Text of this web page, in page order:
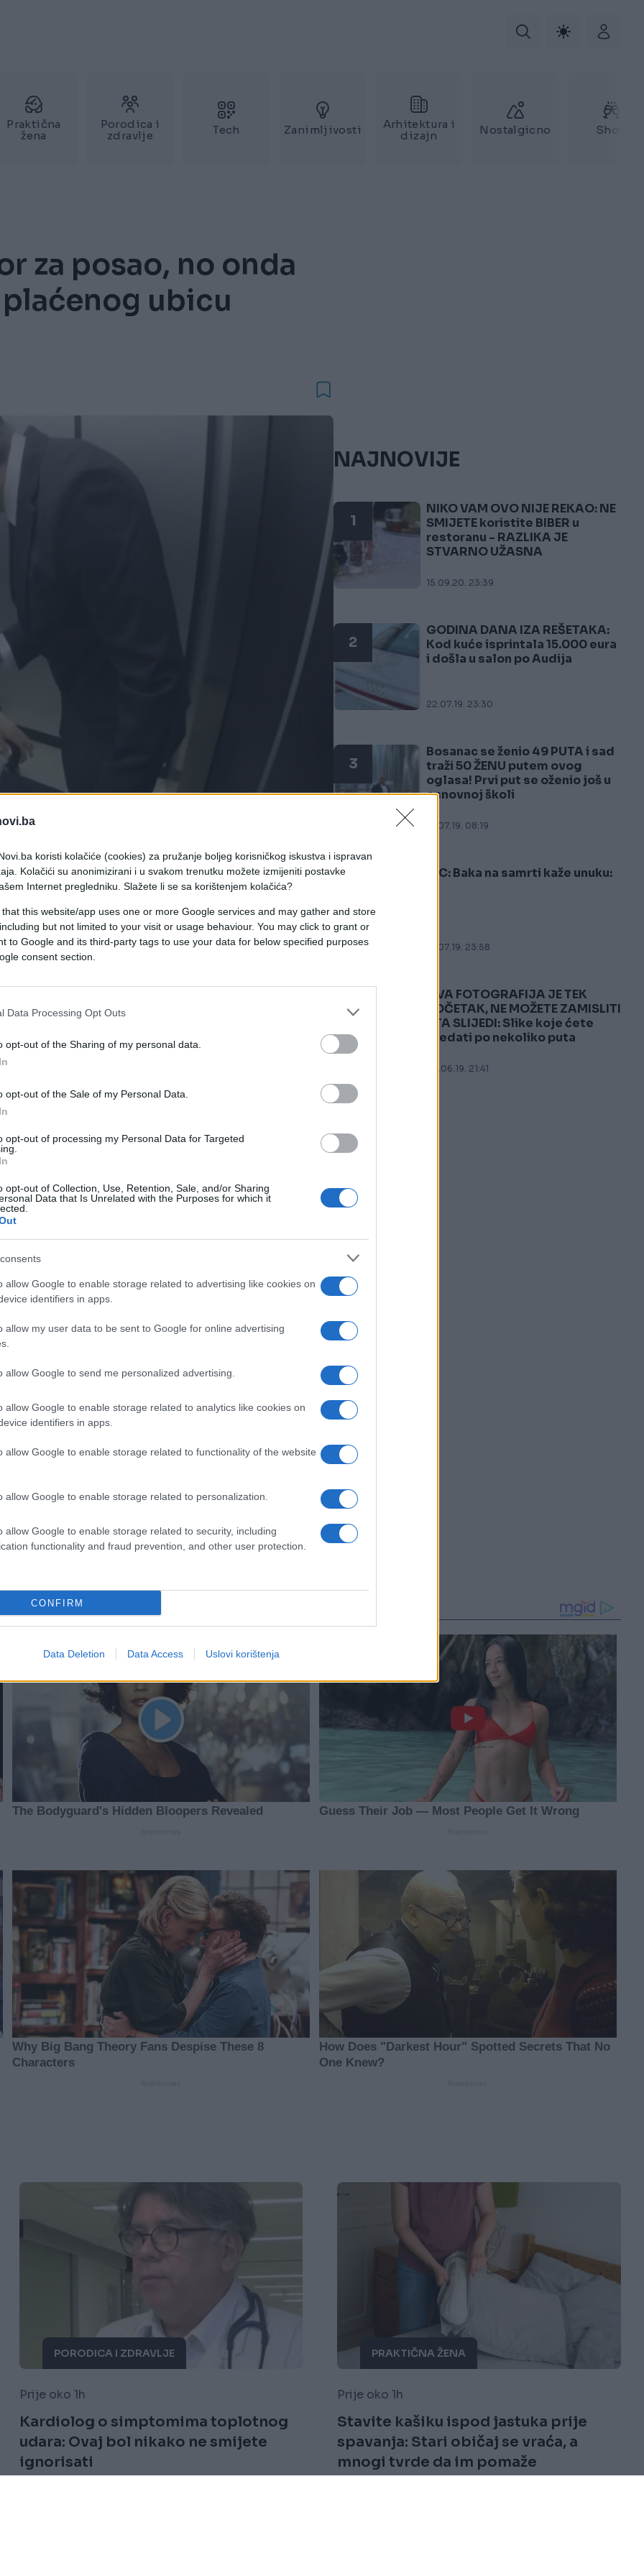
koristi kolačiće (cookies) za pružanje boljeg korisničkog iskustva i ispravan
Kolačići su anonimizirani i u svakom trenutku možete izmijeniti postavke
Internet pregledniku. Slažete li se sa korištenjem kolačića?
that this website/app uses one or more Google services and may gather and store
but not limited to your visit or usage behaviour. You may click to grant or
to Google and its third-party tags to use your data for below specified purposes
consent section.
Data Processing Opt Outs
opt-out of the Sharing of my personal data.
opt-out of the Sale of my Personal Data.
opt-out of processing my Personal Data for Targeted
opt-out of Collection, Use, Retention, Sale, and/or Sharing
Data that Is Unrelated with the Purposes for which it
allow Google to enable storage related to advertising like cookies on
identifiers in apps.
allow my user data to be sent to Google for online advertising
allow Google to send me personalized advertising.
allow Google to enable storage related to analytics like cookies on
identifiers in apps.
allow Google to enable storage related to functionality of the website
allow Google to enable storage related to personalization.
allow Google to enable storage related to security, including
functionality and fraud prevention, and other user protection.
CONFIRM
Data Deletion Data Access Uslovi korištenja
Praktična
žena
Porodica i
zdravlje
Tech Zanimljivosti
Arhitektura i
dizajn
Nostalgicno Show
za posao, no onda
ubicu
na sami kraj videa.
posao te su morali da korsite lift. To ne bi bio
drama. Tamo se nalazio "plaćeni ubica" koji je
pažnju na sami kraj videa:
#lift #video #problem
NAJNOVIJE
1
NIKO VAM OVO NIJE REKAO: NE
SMIJETE koristite BIBER u
restoranu - RAZLIKA JE
STVARNO UŽASNA
15.09.20. 23:39
2
GODINA DANA IZA REŠETAKA:
Kod kuće isprintala 15.000 eura
i došla u salon po Audija
22.07.19. 23:30
3
Bosanac se ženio 49 PUTA i sad
traži 50 ŽENU putem ovog
oglasa! Prvi put se oženio još u
osnovnoj školi
21.07.19. 08:19
VIC: Baka na samrti kaže unuku:
16.07.19. 23:58
5
OVA FOTOGRAFIJA JE TEK
POČETAK, NE MOŽETE ZAMISLITI
ŠTA SLIJEDI: Slike koje ćete
gledati po nekoliko puta
08.06.19. 21:41
PORODICA I ZDRAVLJE
Prije oko 1h
Kardiolog o simptomima toplotnog
udara: Ovaj bol nikako ne smijete
ignorisati
PRAKTIČNA ŽENA
Prije oko 1h
Stavite kašiku ispod jastuka prije
spavanja: Stari običaj se vraća, a
mnogi tvrde da im pomaže